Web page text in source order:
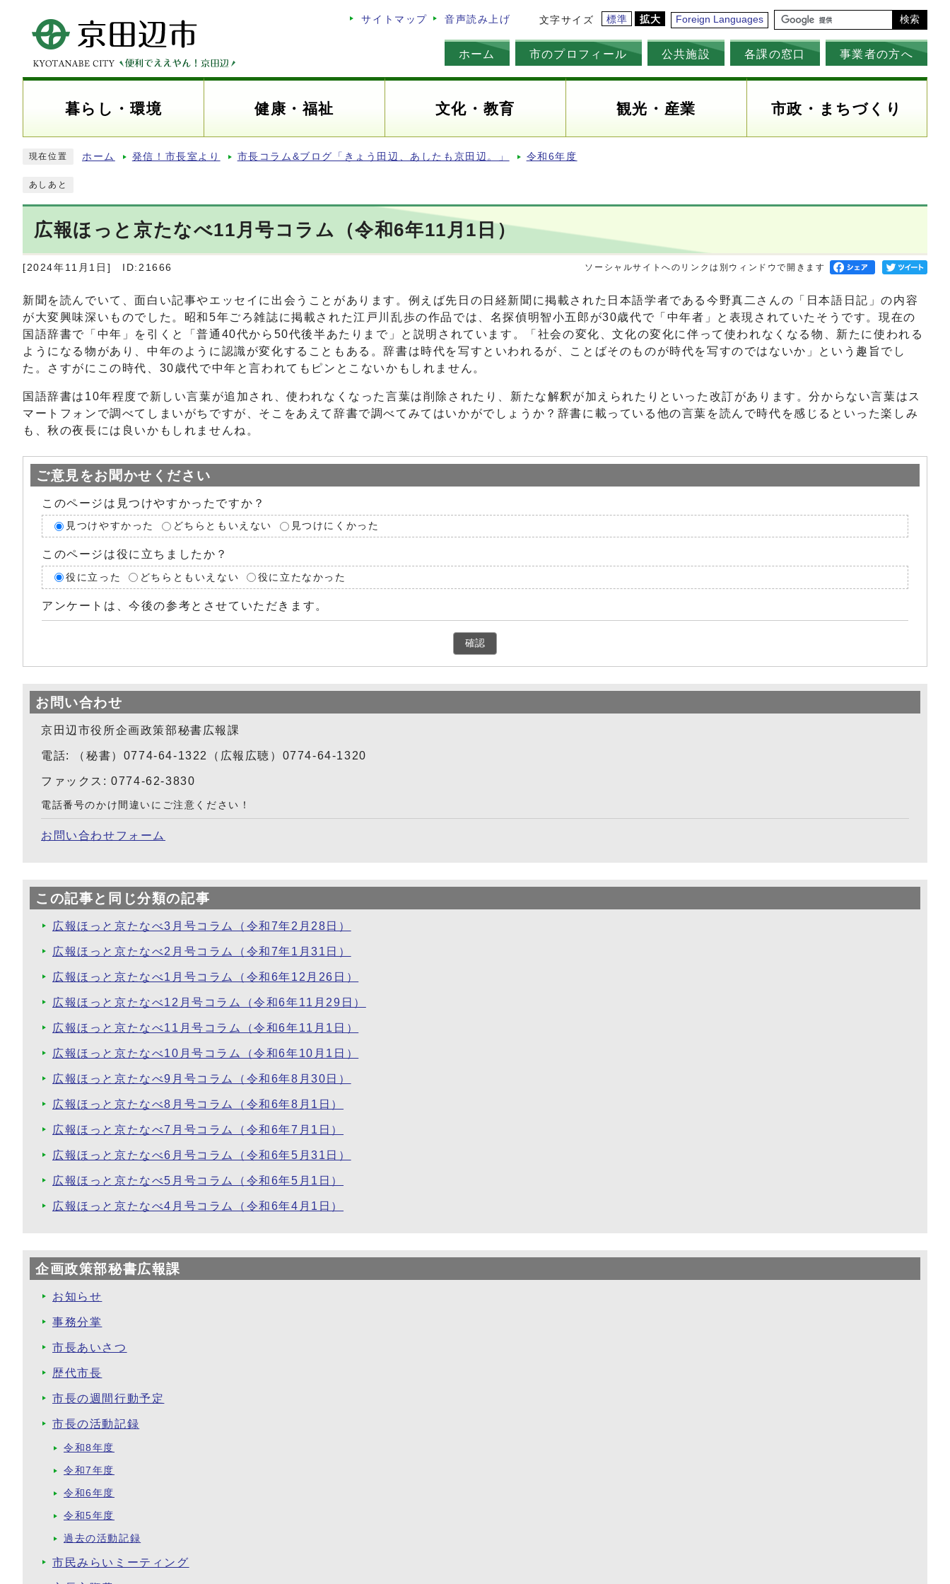
サイトマップ 音声読み上げ 文字サイズ 標準 拡大 Foreign Languages 検索
ホーム 市のプロフィール 公共施設 各課の窓口 事業者の方へ
暮らし・環境 健康・福祉 文化・教育 観光・産業 市政・まちづくり
現在位置 ホーム 発信！市長室より 市長コラム&ブログ「きょう田辺、あしたも京田辺。」 令和6年度
あしあと
広報ほっと京たなべ11月号コラム（令和6年11月1日）
[2024年11月1日] ID:21666 ソーシャルサイトへのリンクは別ウィンドウで開きます
新聞を読んでいて、面白い記事やエッセイに出会うことがあります。例えば先日の日経新聞に掲載された日本語学者である今野真二さんの「日本語日記」の内容
が大変興味深いものでした。昭和5年ごろ雑誌に掲載された江戸川乱歩の作品では、名探偵明智小五郎が30歳代で「中年者」と表現されていたそうです。現在の
国語辞書で「中年」を引くと「普通40代から50代後半あたりまで」と説明されています。「社会の変化、文化の変化に伴って使われなくなる物、新たに使われる
ようになる物があり、中年のように認識が変化することもある。辞書は時代を写すといわれるが、ことばそのものが時代を写すのではないか」という趣旨でし
た。さすがにこの時代、30歳代で中年と言われてもピンとこないかもしれません。
国語辞書は10年程度で新しい言葉が追加され、使われなくなった言葉は削除されたり、新たな解釈が加えられたりといった改訂があります。分からない言葉はス
マートフォンで調べてしまいがちですが、そこをあえて辞書で調べてみてはいかがでしょうか？辞書に載っている他の言葉を読んで時代を感じるといった楽しみ
も、秋の夜長には良いかもしれませんね。
ご意見をお聞かせください
このページは見つけやすかったですか？
見つけやすかった どちらともいえない 見つけにくかった
このページは役に立ちましたか？
役に立った どちらともいえない 役に立たなかった
アンケートは、今後の参考とさせていただきます。
確認
お問い合わせ
京田辺市役所企画政策部秘書広報課
電話: （秘書）0774-64-1322（広報広聴）0774-64-1320
ファックス: 0774-62-3830
電話番号のかけ間違いにご注意ください！
お問い合わせフォーム
この記事と同じ分類の記事
広報ほっと京たなべ3月号コラム（令和7年2月28日）
広報ほっと京たなべ2月号コラム（令和7年1月31日）
広報ほっと京たなべ1月号コラム（令和6年12月26日）
広報ほっと京たなべ12月号コラム（令和6年11月29日）
広報ほっと京たなべ11月号コラム（令和6年11月1日）
広報ほっと京たなべ10月号コラム（令和6年10月1日）
広報ほっと京たなべ9月号コラム（令和6年8月30日）
広報ほっと京たなべ8月号コラム（令和6年8月1日）
広報ほっと京たなべ7月号コラム（令和6年7月1日）
広報ほっと京たなべ6月号コラム（令和6年5月31日）
広報ほっと京たなべ5月号コラム（令和6年5月1日）
広報ほっと京たなべ4月号コラム（令和6年4月1日）
企画政策部秘書広報課
お知らせ
事務分掌
市長あいさつ
歴代市長
市長の週間行動予定
市長の活動記録
令和8年度
令和7年度
令和6年度
令和5年度
過去の活動記録
市民みらいミーティング